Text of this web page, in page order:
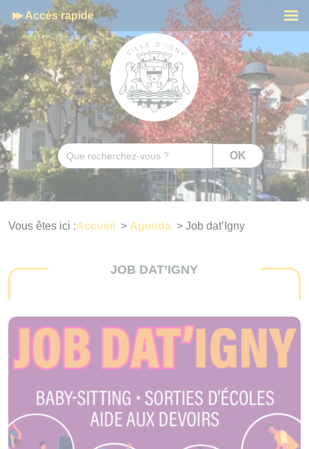
Accès rapide
Rechercher OK
Vous êtes ici :Accueil > Agenda > Job dat’Igny
JOB DAT’IGNY
Cookies management panel